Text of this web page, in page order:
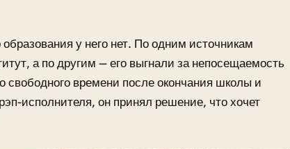
у него нет. По одним источникам
а по другим — его выгнали за непосещаемость
свободного времени после окончания школы и
исполнителя, он принял решение, что хочет